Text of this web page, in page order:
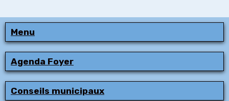
Menu
Agenda Foyer
Conseils municipaux